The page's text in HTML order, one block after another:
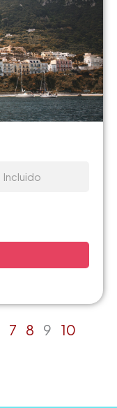
Incluido
7 8 9 10